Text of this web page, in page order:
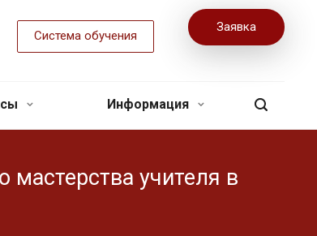
Система обучения
Заявка
Информация
учителя в